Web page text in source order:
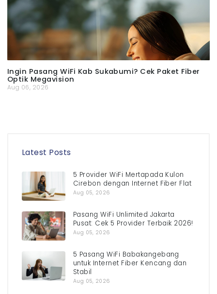
Ingin Pasang WiFi Kab Sukabumi? Cek Paket Fiber
Optik Megavision
Aug 06, 2026
Latest Posts
5 Provider WiFi Mertapada Kulon
Cirebon dengan Internet Fiber Flat
Aug 05, 2026
Pasang WiFi Unlimited Jakarta
Pusat: Cek 5 Provider Terbaik 2026!
Aug 05, 2026
5 Pasang WiFi Babakangebang
untuk Internet Fiber Kencang dan
Stabil
Aug 05, 2026